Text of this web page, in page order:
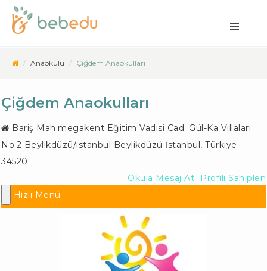
Anaokulu Çiğdem Anaokulları
Çiğdem Anaokulları
Bariş Mah.megakent Eğitim Vadisi Cad. Gül-Ka Villalari
No:2 Beylikdüzü/istanbul Beylikdüzü İstanbul, Türkiye
34520
Profili Sahiplen
Okula Mesaj At
Hızlı Menü